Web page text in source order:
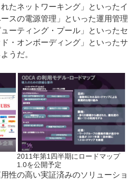
たネットワーキング」といったイ
スの電源管理」といった運用管理
ーティング・プール」といったセ
・オンボーディング」といったサ
うだ。
2011年第1四半期にロードマップ
1.0を公開予定
性の高い実証済みのソリューショ